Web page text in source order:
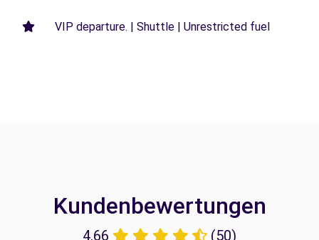
VIP departure. | Shuttle | Unrestricted fuel
Kundenbewertungen
4.66 (50)